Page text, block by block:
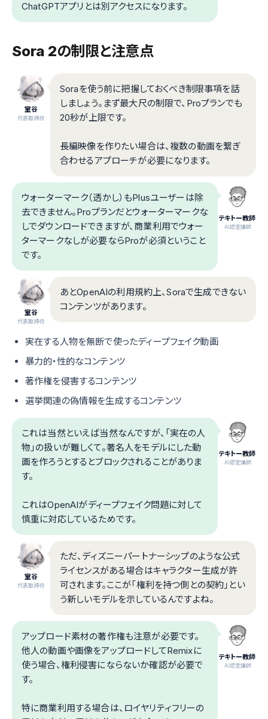
ChatGPTアプリとは別アクセスになります。
Sora 2の制限と注意点
室谷
代表取締役
Soraを使う前に把握しておくべき制限事項を話
しましょう。まず最大尺の制限で、Proプランでも
20秒が上限です。
長編映像を作りたい場合は、複数の動画を繋ぎ
合わせるアプローチが必要になります。
テキトー教師
.AI認定講師
ウォーターマーク（透かし）もPlusユーザーは除
去できません。Proプランだとウォーターマークな
しでダウンロードできますが、商業利用でウォー
ターマークなしが必要ならProが必須ということ
です。
室谷
代表取締役
あとOpenAIの利用規約上、Soraで生成できない
コンテンツがあります。
実在する人物を無断で使ったディープフェイク動画
暴力的・性的なコンテンツ
著作権を侵害するコンテンツ
選挙関連の偽情報を生成するコンテンツ
テキトー教師
.AI認定講師
これは当然といえば当然なんですが、「実在の人
物」の扱いが難しくて。著名人をモデルにした動
画を作ろうとするとブロックされることがありま
す。
これはOpenAIがディープフェイク問題に対して
慎重に対応しているためです。
室谷
代表取締役
ただ、ディズニーパートナーシップのような公式
ライセンスがある場合はキャラクター生成が許
可されます。ここが「権利を持つ側との契約」とい
う新しいモデルを示しているんですよね。
テキトー教師
.AI認定講師
アップロード素材の著作権も注意が必要です。
他人の動画や画像をアップロードしてRemixに
使う場合、権利侵害にならないか確認が必要で
す。
特に商業利用する場合は、ロイヤリティフリーの